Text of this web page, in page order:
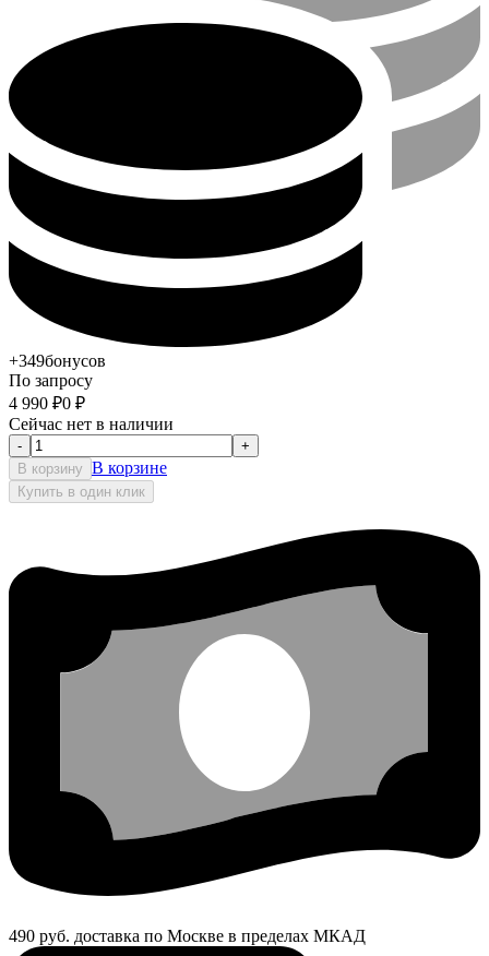
+349бонусов
По запросу
4 990 ₽0 ₽
Сейчас нет в наличии
-
+
В корзину В корзине
Купить в один клик
490 руб. доставка по Москве в пределах МКАД